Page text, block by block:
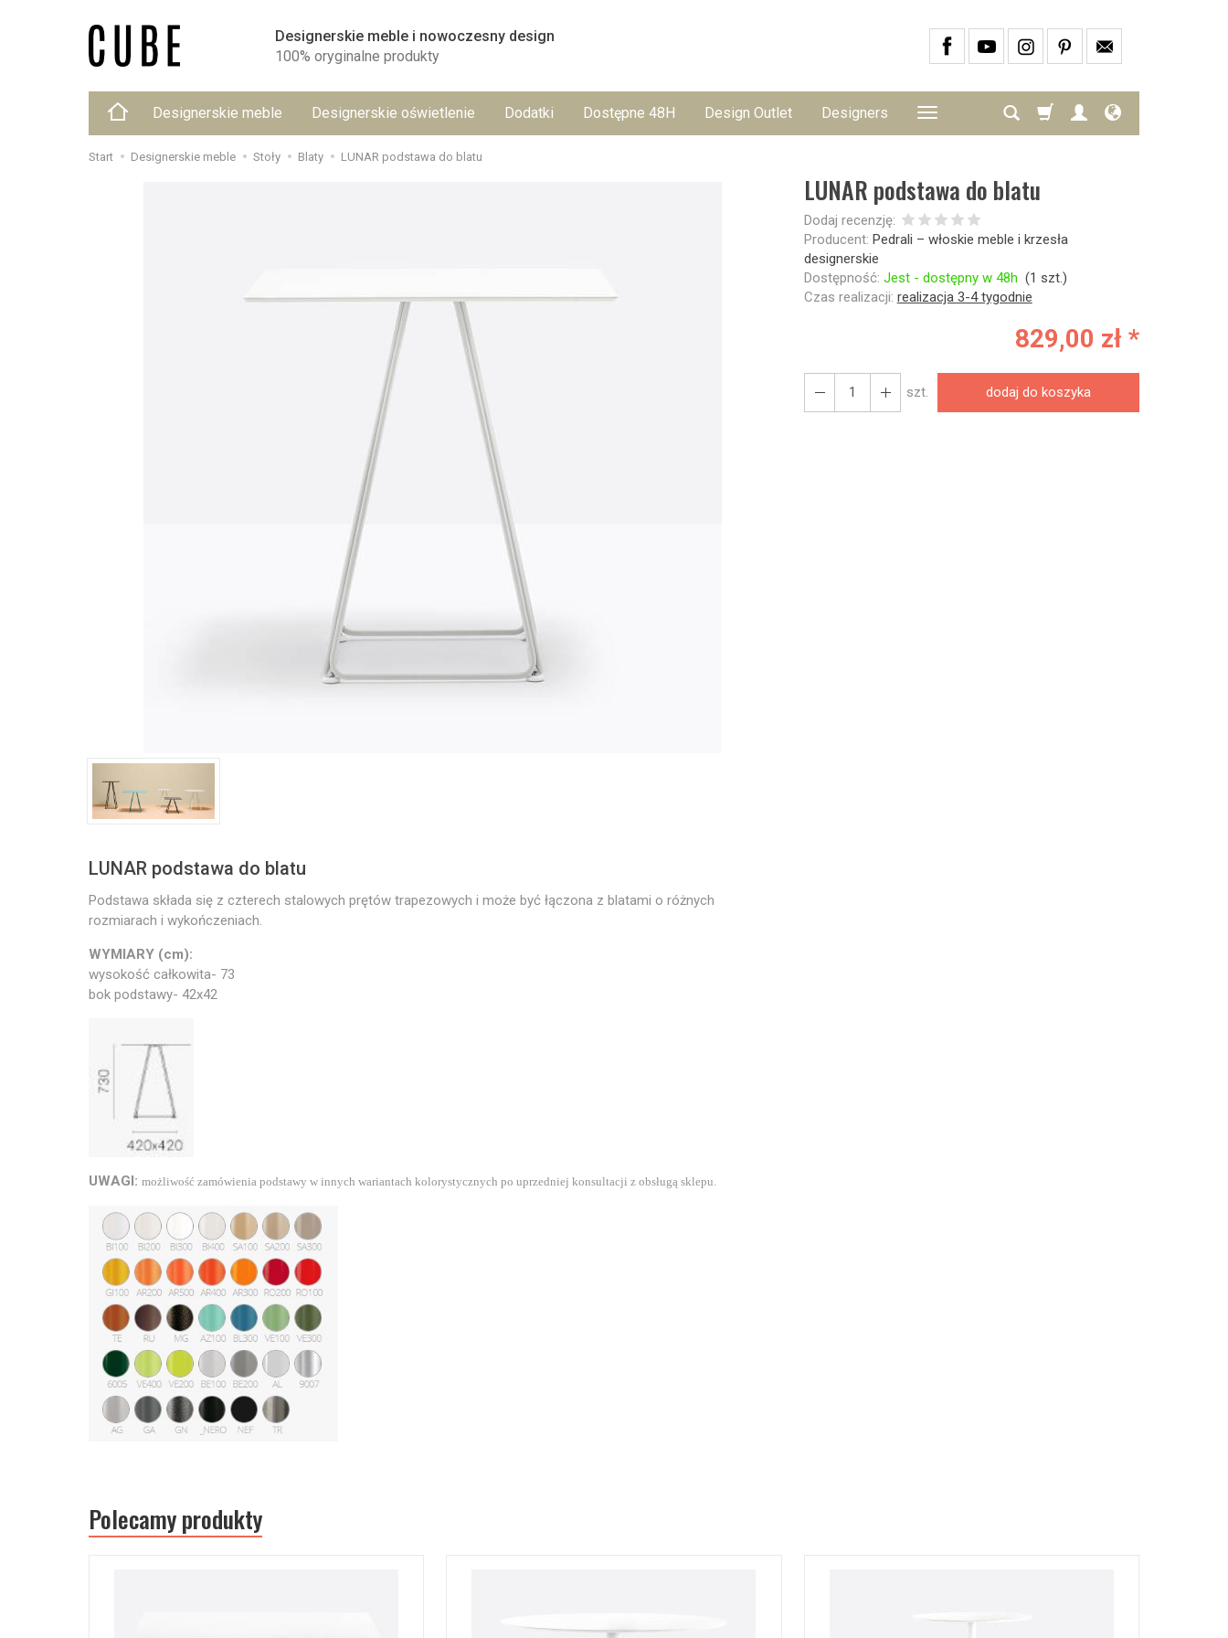
Designerskie meble i nowoczesny design
100% oryginalne produkty
Designerskie meble Designerskie oświetlenie Dodatki Dostępne 48H Design Outlet Designers
Start Designerskie meble Stoły Blaty LUNAR podstawa do blatu
LUNAR podstawa do blatu
Dodaj recenzję:
Producent: Pedrali – włoskie meble i krzesła
designerskie
Dostępność: Jest - dostępny w 48h (1 szt.)
Czas realizacji: realizacja 3-4 tygodnie
829,00 zł *
szt. dodaj do koszyka
LUNAR podstawa do blatu
Podstawa składa się z czterech stalowych prętów trapezowych i może być łączona z blatami o różnych
rozmiarach i wykończeniach.
WYMIARY (cm):
wysokość całkowita- 73
bok podstawy- 42x42
UWAGI: możliwość zamówienia podstawy w innych wariantach kolorystycznych po uprzedniej konsultacji z obsługą sklepu.
Polecamy produkty